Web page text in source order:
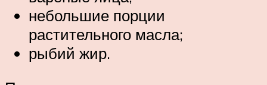
небольшие порции
растительного масла;
рыбий жир.